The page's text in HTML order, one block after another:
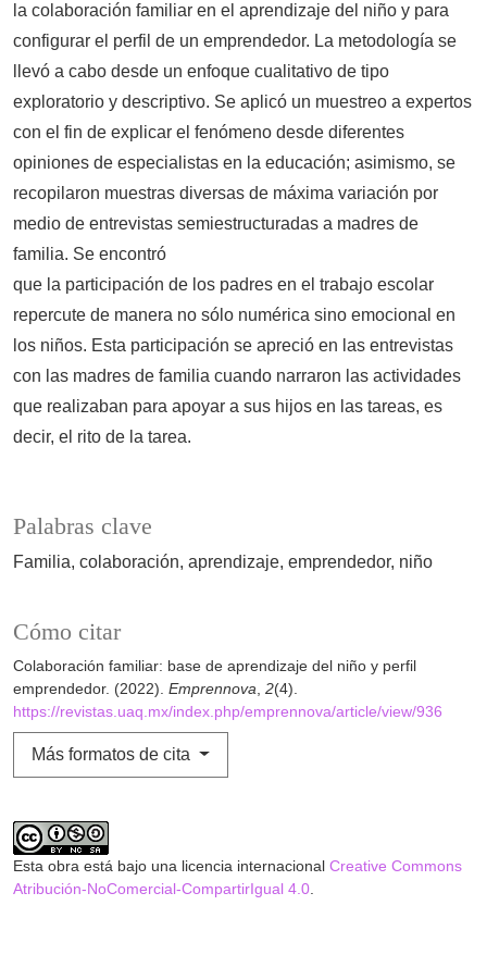
Palabras clave
Familia colaboración aprendizaje emprendedor niño
Cómo citar
Colaboración familiar: base de aprendizaje del niño y perfil
emprendedor. (2022). Emprennova, 2(4).
https://revistas.uaq.mx/index.php/emprennova/article/view/936
Más formatos de cita
la colaboración familiar en el aprendizaje del niño y para
configurar el perfil de un emprendedor. La metodología se
llevó a cabo desde un enfoque cualitativo de tipo
exploratorio y descriptivo. Se aplicó un muestreo a expertos
con el fin de explicar el fenómeno desde diferentes
opiniones de especialistas en la educación; asimismo, se
recopilaron muestras diversas de máxima variación por
medio de entrevistas semiestructuradas a madres de
familia. Se encontró
que la participación de los padres en el trabajo escolar
repercute de manera no sólo numérica sino emocional en
los niños. Esta participación se apreció en las entrevistas
con las madres de familia cuando narraron las actividades
que realizaban para apoyar a sus hijos en las tareas, es
decir, el rito de la tarea.
Esta obra está bajo una licencia internacional Creative Commons
Atribución-NoComercial-CompartirIgual 4.0.